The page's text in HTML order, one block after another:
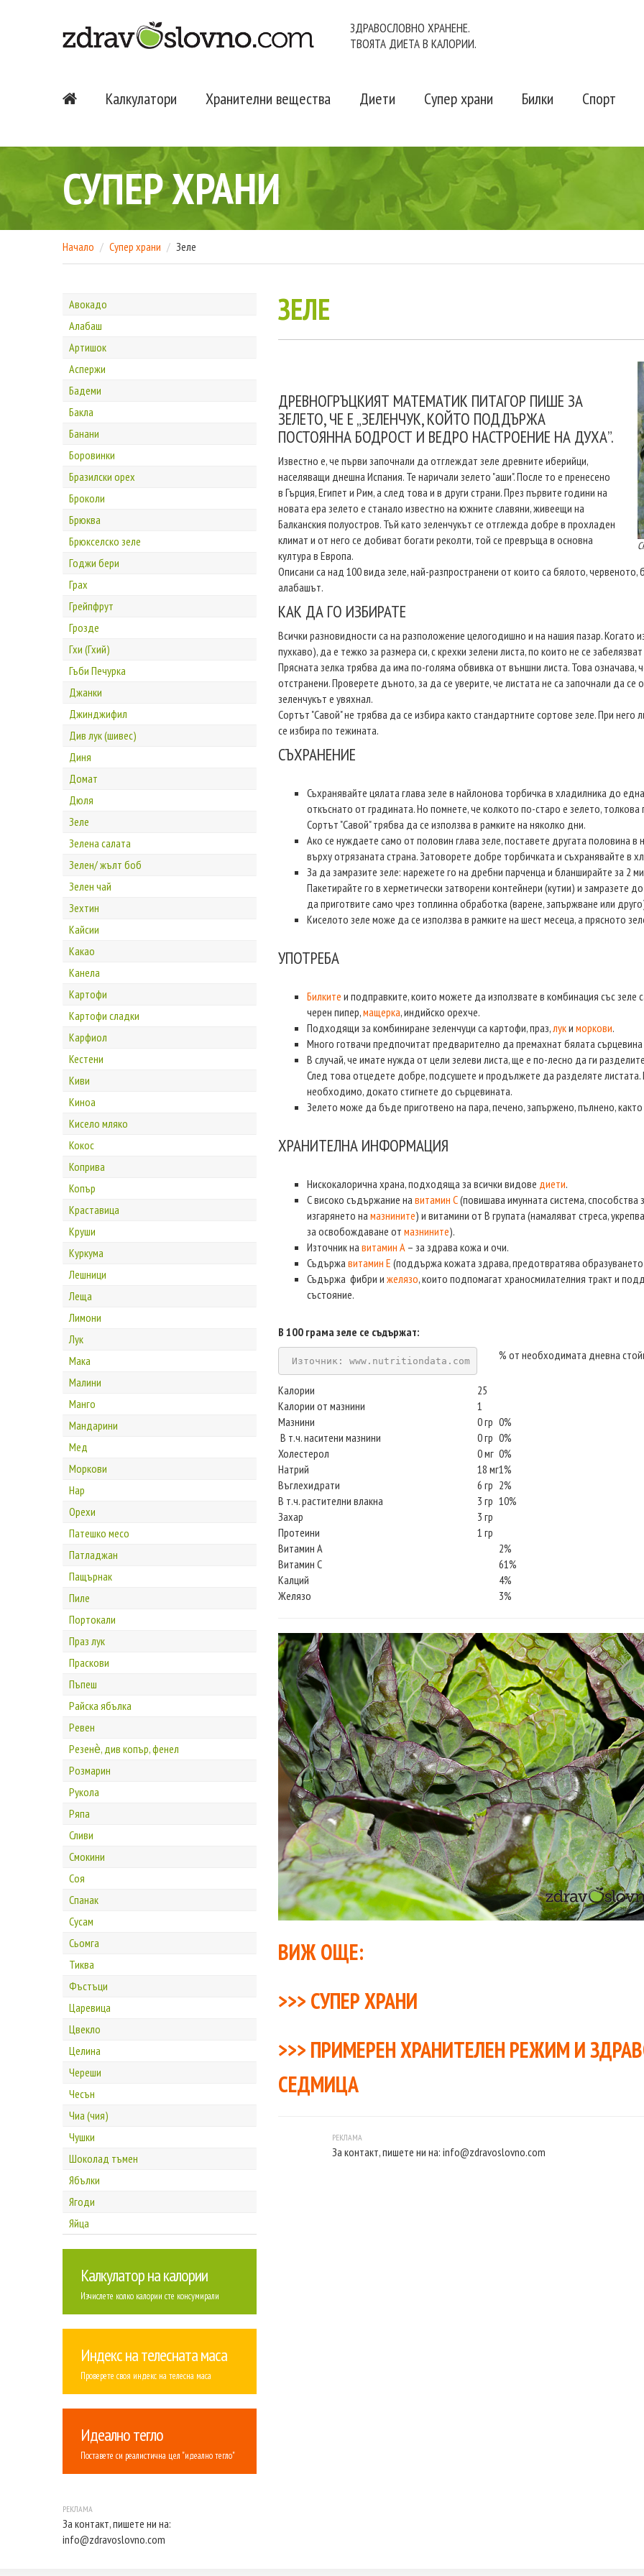
ЗДРАВОСЛОВНО ХРАНЕНЕ.
ТВОЯТА ДИЕТА В КАЛОРИИ.
Калкулатори Хранителни вещества Диети Супер храни Билки Спорт
СУПЕР ХРАНИ
Начало Супер храни Зеле
Авокадо
Алабаш
Артишок
Аспержи
Бадеми
Бакла
Банани
Боровинки
Бразилски орех
Броколи
Брюква
Брюкселско зеле
Годжи бери
Грах
Грейпфрут
Грозде
Гхи (Гхий)
Гъби Печурка
Джанки
Джинджифил
Див лук (шивес)
Диня
Домат
Дюля
Зеле
Зелена салата
Зелен/ жълт боб
Зелен чай
Зехтин
Кайсии
Какао
Канела
Картофи
Картофи сладки
Карфиол
Кестени
Киви
Киноа
Кисело мляко
Кокос
Коприва
Копър
Краставица
Круши
Куркума
Лешници
Леща
Лимони
Лук
Мака
Малини
Манго
Мандарини
Мед
Моркови
Нар
Орехи
Патешко месо
Патладжан
Пащърнак
Пиле
Портокали
Праз лук
Праскови
Пъпеш
Райска ябълка
Ревен
Резенѐ, див копър, фенел
Розмарин
Рукола
Ряпа
Сливи
Смокини
Соя
Спанак
Сусам
Сьомга
Тиква
Фъстъци
Царевица
Цвекло
Целина
Череши
Чесън
Чиа (чия)
Чушки
Шоколад тъмен
Ябълки
Ягоди
Яйца
Калкулатор на калории
Изчислете колко калории сте консумирали
Индекс на телесната маса
Проверете своя индекс на телесна маса
Идеално тегло
Поставете си реалистична цел "идеално тегло"
За контакт, пишете ни на:
info@zdravoslovno.com
ЗЕЛЕ
ДРЕВНОГРЪЦКИЯТ МАТЕМАТИК ПИТАГОР ПИШЕ ЗА
ЗЕЛЕТО, ЧЕ Е „ЗЕЛЕНЧУК, КОЙТО ПОДДЪРЖА
ПОСТОЯННА БОДРОСТ И ВЕДРО НАСТРОЕНИЕ НА ДУХА”.
Известно е, че първи започнали да отглеждат зеле древните иберийци,
населяващи днешна Испания. Те наричали зелето "аши". После то е пренесено
в Гърция, Египет и Рим, а след това и в други страни. През първите години на
новата ера зелето е станало известно на южните славяни, живеещи на
Балканския полуостров. Тъй като зеленчукът се отглежда добре в прохладен
климат и от него се добиват богати реколти, той се превръща в основна
култура в Европа.
Описани са над 100 вида зеле, най-разпространени от които са бялото,
алабашът.
КАК ДА ГО ИЗБИРАТЕ
Всички разновидности са на разположение целогодишно и на нашия пазар. Когато
пухкаво), да е тежко за размера си, с крехки зелени листа, по които не се
Прясната зелка трябва да има по-голяма обвивка от външни листа. Това означава,
отстранени. Проверете дъното, за да се уверите, че листата не са започнали да
зеленчукът е увяхнал.
Сортът "Савой" не трябва да се избира както стандартните сортове зеле. При
се избира по тежината.
СЪХРАНЕНИЕ
Съхранявайте цялата глава зеле в найлонова торбичка в хладилника до
откъснато от градината. Но помнете, че колкото по-старо е зелето,
Сортът "Савой" трябва да се използва в рамките на няколко дни.
Ако се нуждаете само от половин глава зеле, поставете другата половина
върху отрязаната страна. Затоворете добре торбичката и съхранявайте в
За да замразите зеле: нарежете го на дребни парченца и бланширайте за 2
Пакетирайте го в херметически затворени контейнери (кутии) и замразете
да приготвите само чрез топлинна обработка (варене, запържване или
Киселото зеле може да се използва в рамките на шест месеца, а прясното
УПОТРЕБА
Билките и подправките, които можете да използвате в комбинация със зеле
черен пипер,мащерка, индийско орехче.
Подходящи за комбиниране зеленчуци са картофи, праз,луки моркови.
Много готвачи предпочитат предварително да премахнат бялата
В случай, че имате нужда от цели зелеви листа, ще е по-лесно да ги
След това отцедете добре, подсушете и продължете да разделяте
необходимо, докато стигнете до сърцевината.
Зелето може да бъде приготвено на пара, печено, запържено, пълнено,
ХРАНИТЕЛНА ИНФОРМАЦИЯ
Нискокалорична храна, подходяща за всички видове диети.
С високо съдържание на витамин С(повишава имунната система, способства
изгарянето на мазнините) и витамини от В групата (намаляват стреса,
за освобождаване от мазнините).
Източник на витамин А – за здрава кожа и очи.
Съдържа витамин Е (поддържа кожата здрава, предотвратява
Съдържа фибри и желязо, които подпомагат храносмилателния тракт и
състояние.
В 100 грама зеле се съдържат:
Източник: www.nutritiondata.com % от необходимата дневна
Калории
25
Калории от мазнини
1
Мазнини
0 гр 0%
В т.ч. наситени мазнини
0 гр 0%
Холестерол
0 мг 0%
Натрий
18 мг1%
Въглехидрати
6 гр 2%
В т.ч. растителни влакна
3 гр 10%
Захар
3 гр
Протеини
1 гр
Витамин А
2%
Витамин С
61%
Калций
4%
Желязо
3%
ВИЖ ОЩЕ:
>>> СУПЕР ХРАНИ
>>> ПРИМЕРЕН ХРАНИТЕЛЕН РЕЖИМ И
СЕДМИЦА
За контакт, пишете ни на: info@zdravoslovno.com